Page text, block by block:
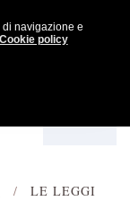
navigazione e
Cookie policy
LE LEGGI